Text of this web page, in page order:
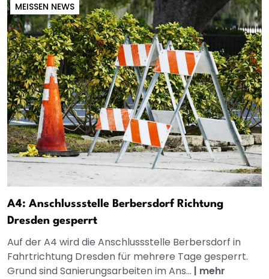
MEISSEN NEWS
A4: Anschlussstelle Berbersdorf Richtung
Dresden gesperrt
Auf der A4 wird die Anschlussstelle Berbersdorf in
Fahrtrichtung Dresden für mehrere Tage gesperrt.
Grund sind Sanierungsarbeiten im Ans... | mehr